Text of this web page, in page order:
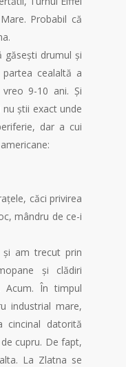
Probabil că
găsești drumul și
cealaltă a
9-10 ani. Și
știi exact unde
dar a cui
căci privirea
mândru de ce-i
și am trecut prin
și clădiri
În timpul
industrial mare,
cincinal datorită
cupru. De fapt,
La Zlatna se